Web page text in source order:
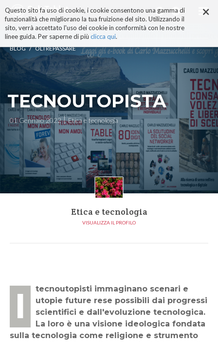
×
Questo sito fa uso di cookie, i cookie consentono una gamma di
funzionalità che migliorano la tua fruizione del sito. Utilizzando il
sito, verrà accettato l'uso dei cookie in conformità con le nostre
linee guida. Per saperne di più clicca qui.
ai
contenuti.
|
alla
navigazione
BLOG / OLTREPASSARE
TECNOUTOPISTA
01 Gennaio 2022 Etica e tecnologia
Etica e tecnologia
VISUALIZZA IL PROFILO
I tecnoutopisti immaginano scenari e
utopie future rese possibili dai progressi
scientifici e dall'evoluzione tecnologica.
La loro è una visione ideologica fondata
sulla tecnologia come religione e strumento